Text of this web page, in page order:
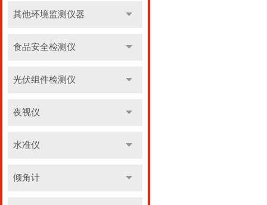
其他环境监测仪器
食品安全检测仪
光伏组件检测仪
夜视仪
水准仪
倾角计